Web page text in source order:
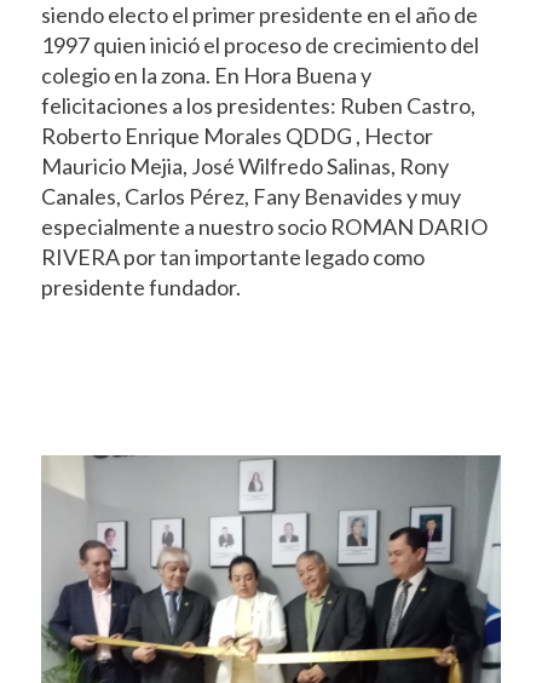
siendo electo el primer presidente en el año de
1997 quien inició el proceso de crecimiento del
colegio en la zona. En Hora Buena y
felicitaciones a los presidentes: Ruben Castro,
Roberto Enrique Morales QDDG , Hector
Mauricio Mejia, José Wilfredo Salinas, Rony
Canales, Carlos Pérez, Fany Benavides y muy
especialmente a nuestro socio ROMAN DARIO
RIVERA por tan importante legado como
presidente fundador.